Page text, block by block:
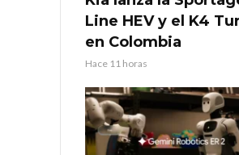
Line HEV y el K4
en Colombia
Hace 11 horas